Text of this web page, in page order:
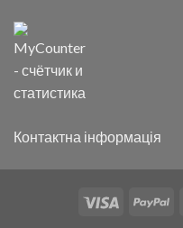
Контактна інформація